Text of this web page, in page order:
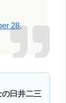
28,
臼井二三